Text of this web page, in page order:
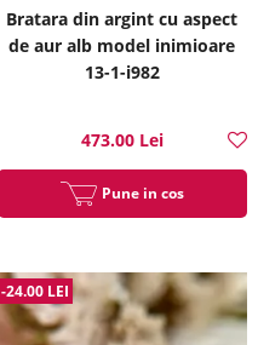
Bratara din argint cu aspect
de aur alb model inimioare
13-1-i982
473.00 Lei
Pune in cos
-24.00 LEI